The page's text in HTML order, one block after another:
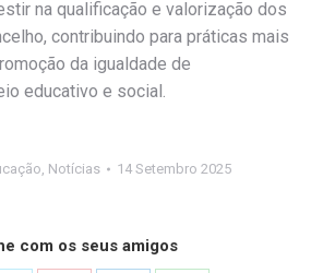
na qualificação e valorização dos
contribuindo para práticas mais
da igualdade de
educativo e social.
, Notícias 14 Setembro 2025
com os seus amigos